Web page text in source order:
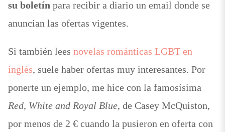
su boletín para recibir a diario un email donde se
anuncian las ofertas vigentes.
Si también lees novelas románticas LGBT en
inglés, suele haber ofertas muy interesantes. Por
ponerte un ejemplo, me hice con la famosísima
Red, White and Royal Blue, de Casey McQuiston,
por menos de 2 € cuando la pusieron en oferta con